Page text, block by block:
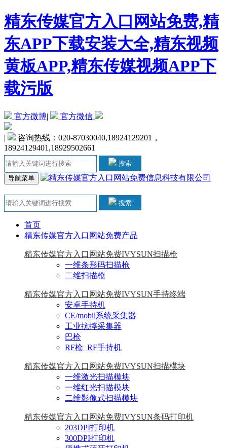
精东传媒官方入口网站免费,精
东APP下载安装大全,精东视频
黄板APP,精东传媒视频APP下
载污版
官方微博| 官方微信
|
咨询热线：020-87030040,18924129201，
18924129401,18929502661
搜索
导航菜单
搜索
首页
精东传媒官方入口网站免费产品
精东传媒官方入口网站免费IVYSUN扫描枪
一维条形码扫描枪
二维扫描枪
精东传媒官方入口网站免费IVYSUN手持终端
安卓手持机
CE/mobil系统采集器
工业抗摔采集器
巴枪
RF枪_RF手持机
精东传媒官方入口网站免费IVYSUN扫描模块
一维激光扫描模块
一维红光扫描模块
二维影像式扫描模块
精东传媒官方入口网站免费IVYSUN条码打印机
203DPI打印机
300DPI打印机